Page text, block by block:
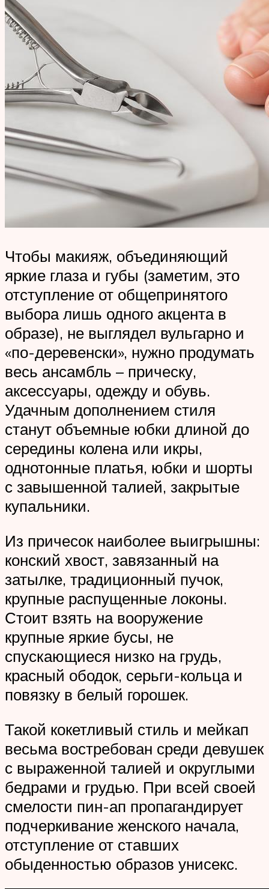
Чтобы макияж, объединяющий
яркие глаза и губы (заметим, это
отступление от общепринятого
выбора лишь одного акцента в
образе), не выглядел вульгарно и
«по-деревенски», нужно продумать
весь ансамбль – прическу,
аксессуары, одежду и обувь.
Удачным дополнением стиля
станут объемные юбки длиной до
середины колена или икры,
однотонные платья, юбки и шорты
с завышенной талией, закрытые
купальники.
Из причесок наиболее выигрышны:
конский хвост, завязанный на
затылке, традиционный пучок,
крупные распущенные локоны.
Стоит взять на вооружение
крупные яркие бусы, не
спускающиеся низко на грудь,
красный ободок, серьги-кольца и
повязку в белый горошек.
Такой кокетливый стиль и мейкап
весьма востребован среди девушек
с выраженной талией и округлыми
бедрами и грудью. При всей своей
смелости пин-ап пропагандирует
подчеркивание женского начала,
отступление от ставших
обыденностью образов унисекс.